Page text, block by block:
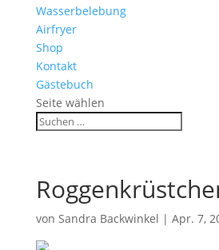
Wasserbelebung
Airfryer
Shop
Kontakt
Gästebuch
Seite wählen
von Sandra Backwinkel | Apr. 7,